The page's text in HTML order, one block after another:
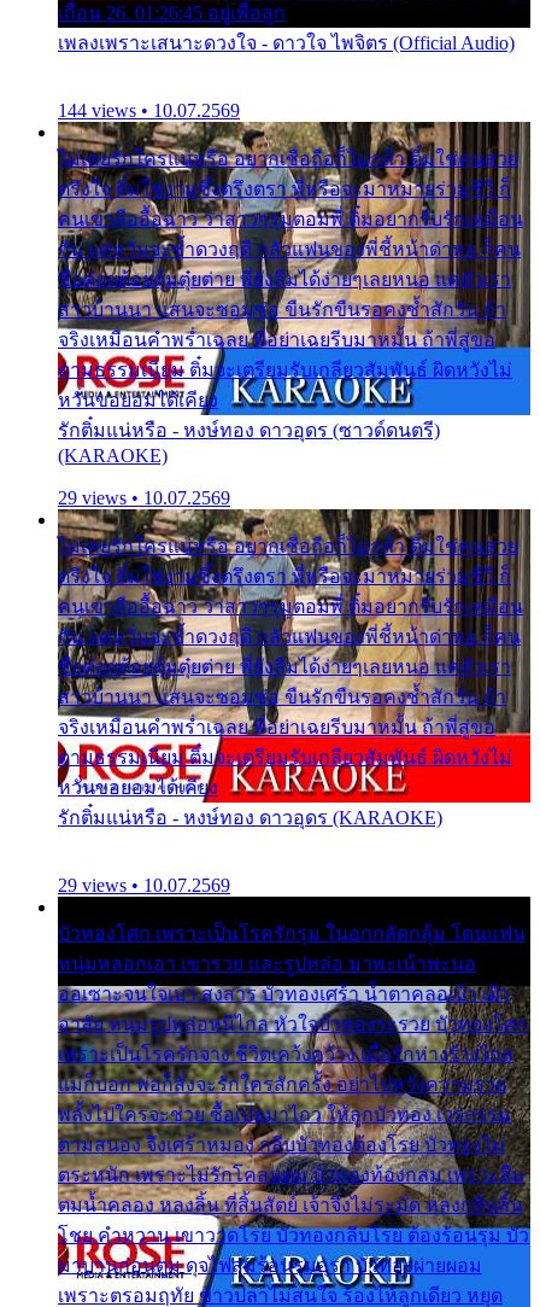
เถื่อน 26. 01:26:45 อยู่เพื่อลูก
เพลงเพราะเสนาะดวงใจ - ดาวใจ ไพจิตร (Official Audio)
144 views • 10.07.2569
ไม่เคยรักใครแน่หรือ อยากเชื่อถือก็ไม่กล้า ติ๋มใช่คนสวย
ตรึงใจ ติ๋มใช่งามซึ้งตรึงตรา พี่หรือจะมาหมายร่วมชีวี ก็
คนเขาลืออื้อฉาว ว่าสาวๆรุมตอมพี่ ติ๋มอยากรับรักเหมือน
กัน แต่หวั่นจะช้ำดวงฤดี กลัวแฟนของพี่ชี้หน้าด่าทอ ก็คน
ชื่อต๋อยต้อยตุ้มตุ๋ยต่าย พี่ยังลืมได้ง่ายๆเลยหนอ แค่ตัวเรา
สาวบ้านนา แสนจะซอมซ่อ ขืนรักขืนรอคงช้ำสักวัน ถ้า
จริงเหมือนคำพร่ำเฉลย พี่อย่าเฉยรีบมาหมั้น ถ้าพี่สู่ขอ
ตามธรรมเนียม ติ๋มจะเตรียมรับเกลียวสัมพันธ์ ผิดหวังไม่
หวั่นขอยอมได้เคียง
รักติ๋มแน่หรือ - หงษ์ทอง ดาวอุดร (ซาวด์ดนตรี)
(KARAOKE)
29 views • 10.07.2569
ไม่เคยรักใครแน่หรือ อยากเชื่อถือก็ไม่กล้า ติ๋มใช่คนสวย
ตรึงใจ ติ๋มใช่งามซึ้งตรึงตรา พี่หรือจะมาหมายร่วมชีวี ก็
คนเขาลืออื้อฉาว ว่าสาวๆรุมตอมพี่ ติ๋มอยากรับรักเหมือน
กัน แต่หวั่นจะช้ำดวงฤดี กลัวแฟนของพี่ชี้หน้าด่าทอ ก็คน
ชื่อต๋อยต้อยตุ้มตุ๋ยต่าย พี่ยังลืมได้ง่ายๆเลยหนอ แค่ตัวเรา
สาวบ้านนา แสนจะซอมซ่อ ขืนรักขืนรอคงช้ำสักวัน ถ้า
จริงเหมือนคำพร่ำเฉลย พี่อย่าเฉยรีบมาหมั้น ถ้าพี่สู่ขอ
ตามธรรมเนียม ติ๋มจะเตรียมรับเกลียวสัมพันธ์ ผิดหวังไม่
หวั่นขอยอมได้เคียง
รักติ๋มแน่หรือ - หงษ์ทอง ดาวอุดร (KARAOKE)
29 views • 10.07.2569
บัวทองโศก เพราะเป็นโรครักรุม ในอกกลัดกลุ้ม โดนแฟน
หนุ่มหลอกเอา เขารวย และรูปหล่อ มาพะเน้าพะนอ
ออเซาะจนใจเบา สงสาร บัวทองเศร้า น้ำตาคลอเบ้า เฝ้า
อาลัย หนุ่มรูปหล่อหนีไกล หัวใจบัวทองระรวย บัวทองโศก
เพราะเป็นโรครักจาง ชีวิตเคว้งคว้าง เมื่อรักห่างร้างไกล
แม่ก็บอก พ่อก็สั่งจะรักใครสักครั้ง อย่าไปหวังความรวย
พลั้งไปใครจะช่วย ซื้อเปลมาไกว ให้ลูกบัวทอง เวรกรรม
ตามสนอง จึงเศร้าหมอง กลีบบัวทองต้องโรย บัวทองไม่
ตระหนัก เพราะไม่รักโคลนตม บัวทองท้องกลม เพราะลืม
ตมน้ำคลอง หลงลิ้น ที่สิ้นสัตย์ เจ้าจึงไม่ระมัด หลงกลิ่นลิ้น
โชย คำหวาน เขาวาดโรย บัวทองกลีบโรย ต้องร้อนรุม บัว
มาบานก่อนตูม ดุจไฟสุมร้อนรุมอุรา บัวทองผ่ายผอม
เพราะตรอมฤทัย ข้าวปลาไม่สนใจ ร้องไห้ลูกเดียว หยุด